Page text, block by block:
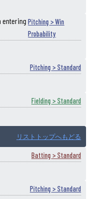
entering Pitching > Win
Probability
Pitching > Standard
Fielding > Standard
リストトップへもどる
Batting > Standard
Pitching > Standard